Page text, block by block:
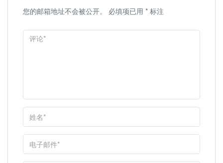
您的邮箱地址不会被公开。 必填项已用 * 标注